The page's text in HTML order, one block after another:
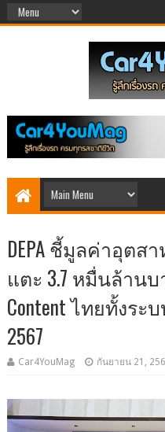
DEPA ชี้มูลค่าอุตส
แตะ 3.7 หมื่นล้าน
Content ไทยทั้งร
2567
Car4YouMag กันยายน 21,